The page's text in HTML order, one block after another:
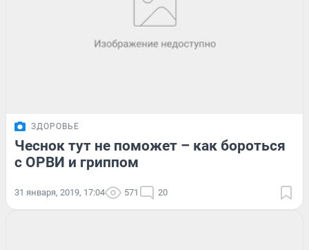
ЗДОРОВЬЕ
Чеснок тут не поможет – как бороться
с ОРВИ и гриппом
31 января, 2019, 17:04 571 20